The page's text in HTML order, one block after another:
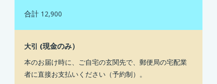
合計 12,900
大引 (現金のみ）
本のお届け時に、ご自宅の玄関先で、郵便局の宅配業
者に直接お支払いください（予約制）。